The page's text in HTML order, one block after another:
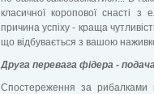
класичної коропової снасті
причина успіху - краща
що відбувається з вашою
Друга перевага фідера -
Спостереження за